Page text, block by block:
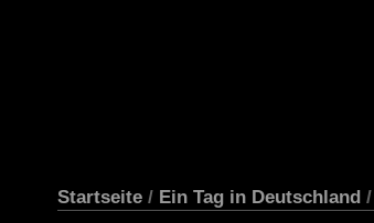
Startseite / Ein Tag in Deutschland /